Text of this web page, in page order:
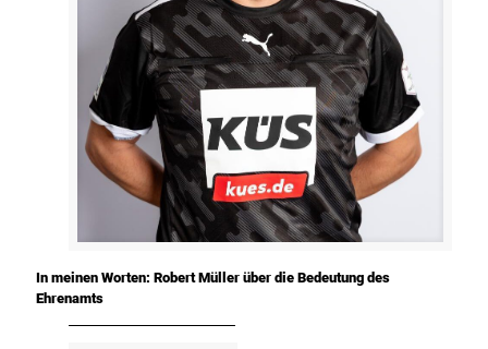
In meinen Worten: Robert Müller über die Bedeutung des
Ehrenamts